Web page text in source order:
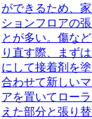
ができるため、
ションフロアの
とが多い。傷な
り直す際、まず
にして接着剤を
合わせて新しい
アを置いてロー
えた部分と張り